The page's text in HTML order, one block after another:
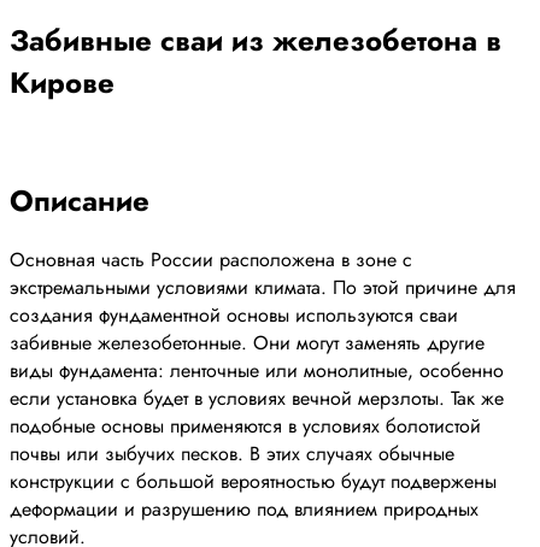
Забивные сваи из железобетона в
Кирове
Описание
Основная часть России расположена в зоне с
экстремальными условиями климата. По этой причине для
создания фундаментной основы используются сваи
забивные железобетонные. Они могут заменять другие
виды фундамента: ленточные или монолитные, особенно
если установка будет в условиях вечной мерзлоты. Так же
подобные основы применяются в условиях болотистой
почвы или зыбучих песков. В этих случаях обычные
конструкции с большой вероятностью будут подвержены
деформации и разрушению под влиянием природных
условий.